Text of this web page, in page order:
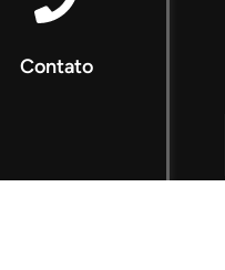
Contato